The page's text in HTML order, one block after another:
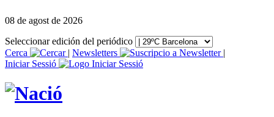
08 de agost de 2026
Seleccionar edición del periódico
Cerca
| Newsletters
|
Iniciar Sessió